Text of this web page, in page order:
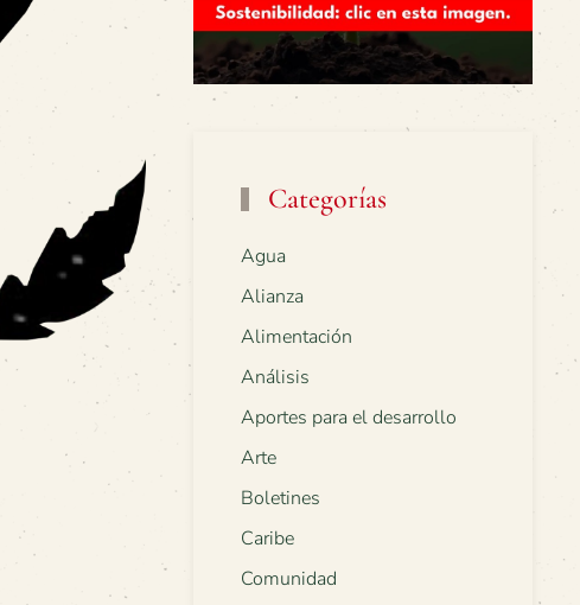
Categorías
Agua
Alianza
Alimentación
Análisis
Aportes para el desarrollo
Arte
Boletines
Caribe
Comunidad